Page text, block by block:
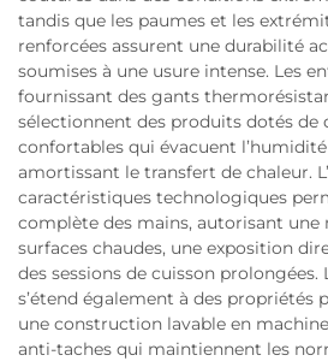
tandis que les paumes et les
renforcées assurent une durabilité
soumises à une usure intense. Les
fournissant des gants
sélectionnent des produits dotés de
confortables qui évacuent
amortissant le transfert de chaleur.
caractéristiques technologiques
complète des mains, autorisant une
surfaces chaudes, une exposition
des sessions de cuisson
s’étend également à des propriétés
une construction lavable en
anti-taches qui maintiennent les